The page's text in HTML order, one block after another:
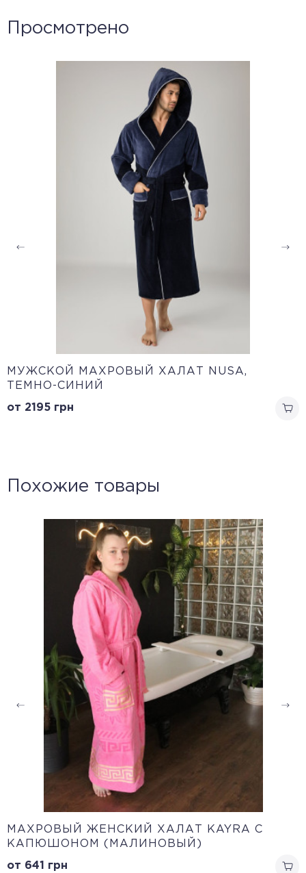
Просмотрено
МУЖСКОЙ МАХРОВЫЙ ХАЛАТ NUSA,
ТЕМНО-СИНИЙ
от 2195 грн
Похожие товары
МАХРОВЫЙ ЖЕНСКИЙ ХАЛАТ KAYRA С
КАПЮШОНОМ (МАЛИНОВЫЙ)
от 641 грн